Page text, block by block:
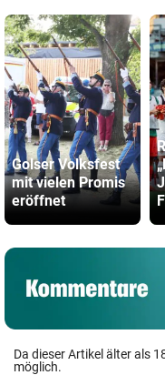
Golser Volksfest
mit vielen Promis
eröffnet
Da dieser Artikel älter als
möglich.